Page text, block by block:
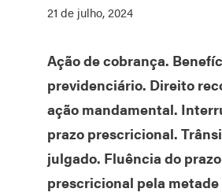
21 de julho, 2024
Ação de cobrança.
previdenciário. Direito
ação mandamental.
prazo prescricional.
julgado. Fluência do prazo
prescricional pela metade